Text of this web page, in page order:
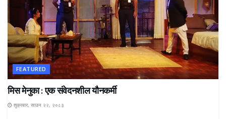
FEATURED
मिस मेनुका : एक संवेदनशील यौनकर्मी
शुक्रबार, साउन २२, २०८३